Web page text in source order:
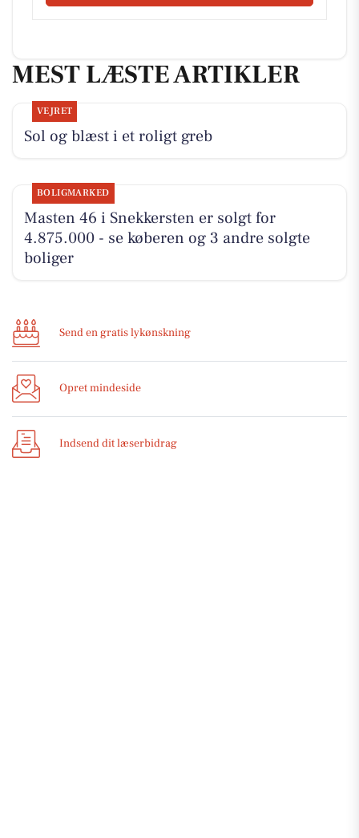
MEST LÆSTE ARTIKLER
VEJRET
Sol og blæst i et roligt greb
BOLIGMARKED
Masten 46 i Snekkersten er solgt for
4.875.000 - se køberen og 3 andre solgte
boliger
Send en gratis lykønskning
Opret mindeside
Indsend dit læserbidrag